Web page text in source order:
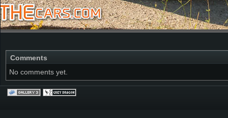
Comments
No comments yet.